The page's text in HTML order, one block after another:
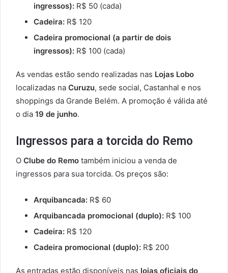
ingressos): R$ 50 (cada)
Cadeira: R$ 120
Cadeira promocional (a partir de dois
ingressos): R$ 100 (cada)
As vendas estão sendo realizadas nas Lojas Lobo
localizadas na Curuzu, sede social, Castanhal e nos
shoppings da Grande Belém. A promoção é válida até
o dia 19 de junho.
Ingressos para a torcida do Remo
O Clube do Remo também iniciou a venda de
ingressos para sua torcida. Os preços são:
Arquibancada: R$ 60
Arquibancada promocional (duplo): R$ 100
Cadeira: R$ 120
Cadeira promocional (duplo): R$ 200
As entradas estão disponíveis nas lojas oficiais do